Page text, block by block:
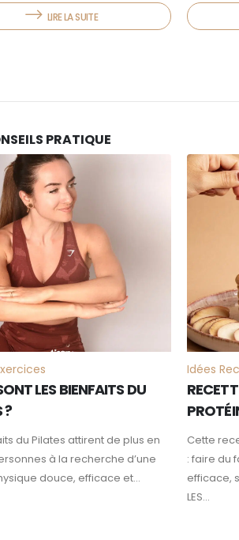
LIRE LA SUITE
PRATIQUE
LES BIENFAITS DU
?
du Pilates attirent de plus en
à la recherche d’une
douce, efficace et...
10
FÉV
Idées
Cette
: faire du
efficace,
LES...